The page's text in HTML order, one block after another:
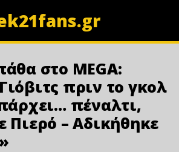
στο MEGA:
πριν το γκολ
πέναλτι,
Πιερό – Αδικήθηκε